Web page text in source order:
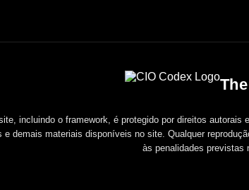
incluindo o framework, é protegido por direitos
demais materiais disponíveis no site. Qualquer
às penalidades previstas